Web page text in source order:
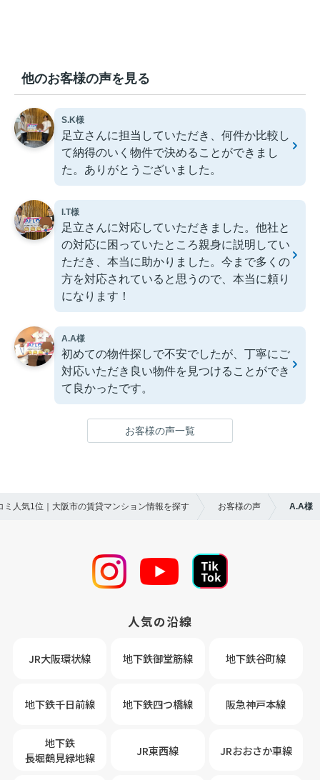
他のお客様の声を見る
S.K様
足立さんに担当していただき、何件か比較し
て納得のいく物件で決めることができまし
た。ありがとうございました。
I.T様
足立さんに対応していただきました。他社と
の対応に困っていたところ親身に説明してい
ただき、本当に助かりました。今まで多くの
方を対応されていると思うので、本当に頼り
になります！
A.A様
初めての物件探しで不安でしたが、丁寧にご
対応いただき良い物件を見つけることができ
て良かったです。
お客様の声一覧
ミ人気1位｜大阪市の賃貸マンション情報を探す お客様の声 A.A様
人気の沿線
JR大阪環状線 地下鉄御堂筋線 地下鉄谷町線
地下鉄千日前線 地下鉄四つ橋線 阪急神戸本線
地下鉄
長堀鶴見緑地線
JR東西線 JRおおさか車線